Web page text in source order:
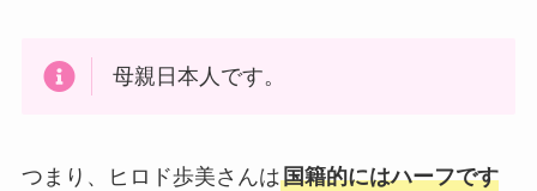
母親日本人です。
つまり、ヒロド歩美さんは国籍的にはハーフです